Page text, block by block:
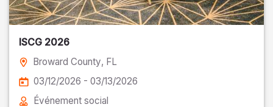
ISCG 2026
Broward County, FL
03/12/2026 - 03/13/2026
Événement social